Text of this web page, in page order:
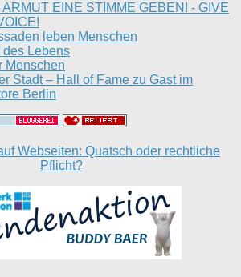
ARMUT EINE STIMME GEBEN! - GIVE
leben Menschen
des Lebens
Menschen
Stadt – Hall of Fame zu Gast im
Berlin
Webseiten: Quatsch oder rechtliche
Pflicht?